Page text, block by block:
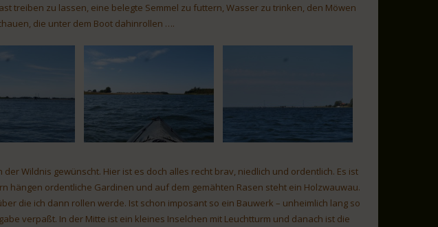
treiben zu lassen, eine belegte Semmel zu futtern, Wasser zu trinken, den Möwen
die unter dem Boot dahinrollen ….
Wildnis gewünscht. Hier ist es doch alles recht brav, niedlich und ordentlich. Es ist
hängen ordentliche Gardinen und auf dem gemähten Rasen steht ein Holzwauwau.
die ich dann rollen werde. Ist schon imposant so ein Bauwerk – unheimlich lang so
verpaßt. In der Mitte ist ein kleines Inselchen mit Leuchtturm und danach ist die